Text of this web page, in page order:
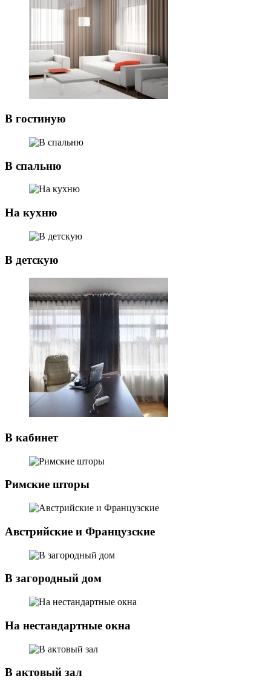
В гостиную
В спальню
На кухню
В детскую
В кабинет
Римские шторы
Австрийские и Французские
В загородный дом
На нестандартные окна
В актовый зал